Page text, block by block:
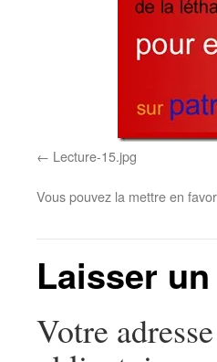
Lecture-15.jpg
Vous pouvez la mettre en
Laisser
Votre